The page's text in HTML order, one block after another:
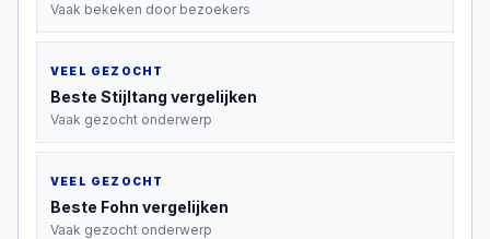
Vaak bekeken door bezoekers
VEEL GEZOCHT
Beste Stijltang vergelijken
Vaak gezocht onderwerp
VEEL GEZOCHT
Beste Fohn vergelijken
Vaak gezocht onderwerp